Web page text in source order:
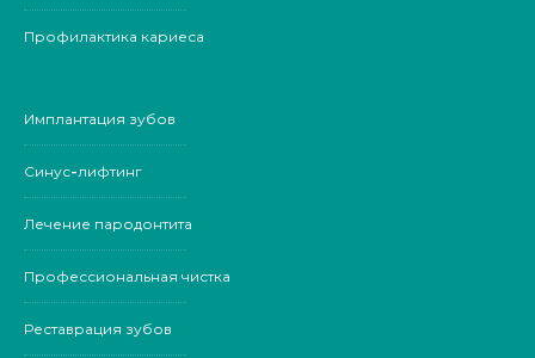
Профилактика кариеса
Имплантация зубов
Синус-лифтинг
Лечение пародонтита
Профессиональная чистка
Реставрация зубов